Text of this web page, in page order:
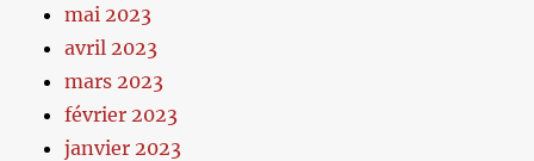
mai 2023
avril 2023
mars 2023
février 2023
janvier 2023